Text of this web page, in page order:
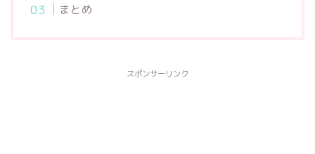
まとめ
スポンサーリンク